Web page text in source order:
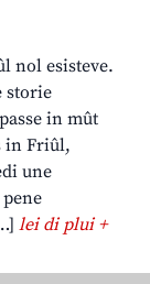
nol esisteve.
storie
in mût
in Friûl,
une
lei di plui +